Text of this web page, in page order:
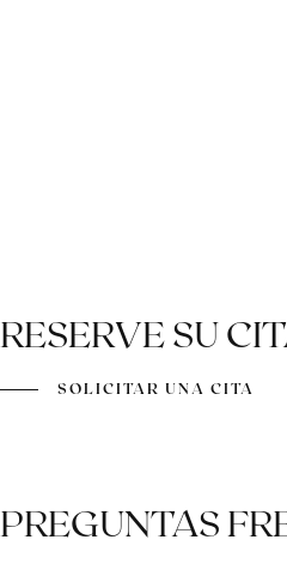
RESERVE SU
SOLICITAR UNA CITA
PREGUNTAS